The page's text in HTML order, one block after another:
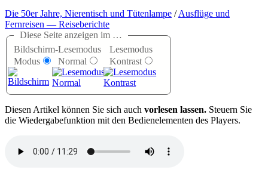
Die 50er Jahre, Nierentisch und Tütenlampe /Ausflüge und
Fernreisen — Reiseberichte
Diese Seite anzeigen im …
Bildschirm-
Modus
Lesemodus
Normal
Lesemodus
Kontrast
Diesen Artikel können Sie sich auch vorlesen lassen. Steuern Sie
die Wiedergabefunktion mit den Bedienelementen des Players.